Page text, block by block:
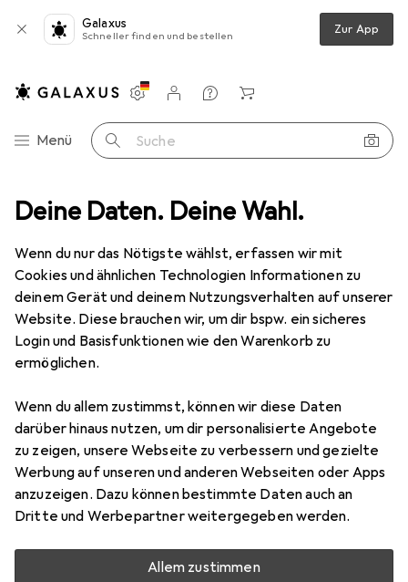
Deine Daten. Deine Wahl.
Wenn du nur das Nötigste wählst, erfassen wir mit
Cookies und ähnlichen Technologien Informationen zu
deinem Gerät und deinem Nutzungsverhalten auf unserer
Website. Diese brauchen wir, um dir bspw. ein sicheres
Login und Basisfunktionen wie den Warenkorb zu
ermöglichen.
Wenn du allem zustimmst, können wir diese Daten
darüber hinaus nutzen, um dir personalisierte Angebote
zu zeigen, unsere Webseite zu verbessern und gezielte
Werbung auf unseren und anderen Webseiten oder Apps
anzuzeigen. Dazu können bestimmte Daten auch an
Dritte und Werbepartner weitergegeben werden.
Allem zustimmen
Galaxus
Schneller finden und bestellen Zur App
Navigation nach Kategorien
Menü Suche
Einstellungen
Kundenkonto
Vergleichslisten
Merklisten
Warenkorb
Seifenspender + Seifenschale spirella Atlanta zum Stellen
2 Bilder
MENGENRABATT
spirellaAtlanta zum Stellen
Preis in EUR inkl. MwSt.
EUR
14,49
Bewertungen
Zwischen Mi, 19.8. und Mi, 26.8. geliefert